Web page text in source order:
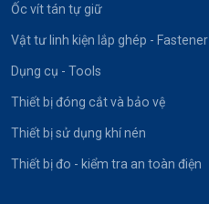
Ốc vít tán tự giữ
Vật tư linh kiện lắp ghép - Fastener
Dụng cụ - Tools
Thiết bị đóng cắt và bảo vệ
Thiết bị sử dụng khí nén
Thiết bị đo - kiểm tra an toàn điện